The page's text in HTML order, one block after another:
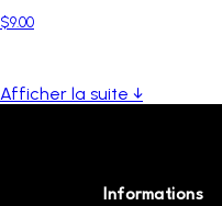
$9.00
Afficher la suite ↓
Informations